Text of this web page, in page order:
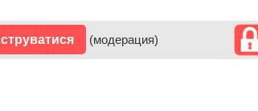
(модерация)